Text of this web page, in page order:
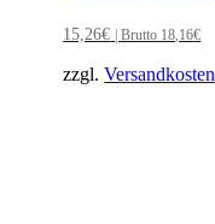
15,26€ | Brutto 18,16€
zzgl.Versandkosten